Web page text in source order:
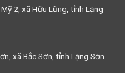
2, xã Hữu Lũng, tỉnh Lạng
xã Bắc Sơn, tỉnh Lạng Sơn.